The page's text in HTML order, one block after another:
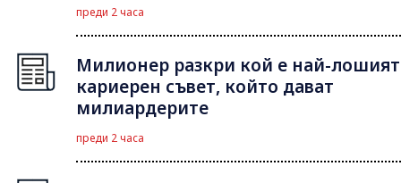
преди 2 часа
Милионер разкри кой е най-лошият
кариерен съвет, който дават
милиардерите
преди 2 часа